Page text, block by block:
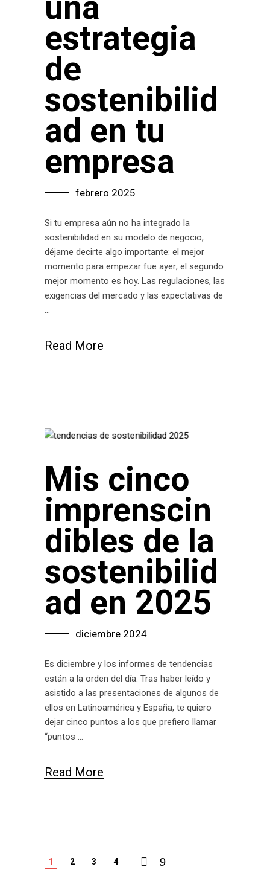
estrategia
de
sostenibilid
ad en tu
empresa
febrero 2025
Si tu empresa aún no ha integrado la
sostenibilidad en su modelo de negocio,
déjame decirte algo importante: el mejor
momento para empezar fue ayer; el segundo
mejor momento es hoy. Las regulaciones, las
exigencias del mercado y las expectativas de
Read More
Mis cinco
imprenscin
dibles de la
sostenibilid
ad en 2025
diciembre 2024
Es diciembre y los informes de tendencias
están a la orden del día. Tras haber leído y
asistido a las presentaciones de algunos de
ellos en Latinoamérica y España, te quiero
dejar cinco puntos a los que prefiero llamar
“puntos
Read More
1 2 3 4